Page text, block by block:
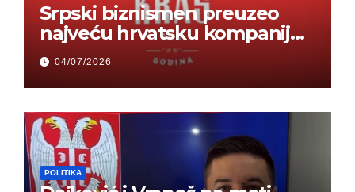
Srpski biznismen preuzeo
najveću hrvatsku kompaniju i
ponos zemlje – Hrvati ne
mogu da veruju
04/07/2026
POLITIKA